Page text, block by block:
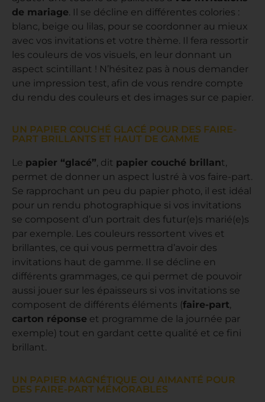
de mariage . Il se décline en différentes colories :
blanc, beige ou lilas, pour se coordonner au mieux
avec vos invitations et votre thème. Il fera ressortir
les couleurs de vos visuels, en leur donnant un
aspect scintillant ! N’hésitez pas à nous demander
une impression test, afin de vous rendre compte
du rendu des couleurs et des images sur ce papier.
UN PAPIER COUCHÉ GLACÉ POUR DES FAIRE-
PART BRILLANTS ET HAUT DE GAMME
Le papier “glacé”, dit papier couché brillant,
permet de donner un aspect lustré à vos faire-part.
Se rapprochant un peu du papier photo, il est idéal
pour un rendu photographique si vos invitations
se composent d’un portrait des futur(e)s marié(e)s
par exemple. Les couleurs ressortent vives et
brillantes, ce qui vous permettra d’avoir des
invitations haut de gamme. Il se décline en
différents grammages, ce qui permet de pouvoir
aussi jouer sur les épaisseurs si vos invitations se
composent de différents éléments (faire-part,
carton réponse et programme de la journée par
exemple) tout en gardant cette qualité et ce fini
brillant.
UN PAPIER MAGNÉTIQUE OU AIMANTÉ POUR
DES FAIRE-PART MÉMORABLES